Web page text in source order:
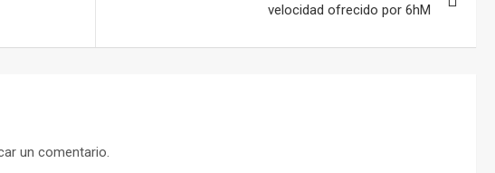
velocidad ofrecido por 6hM
un comentario.